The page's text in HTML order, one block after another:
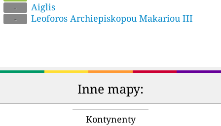
- Aiglis
- Leoforos Archiepiskopou Makariou III
Inne mapy:
Kontynenty